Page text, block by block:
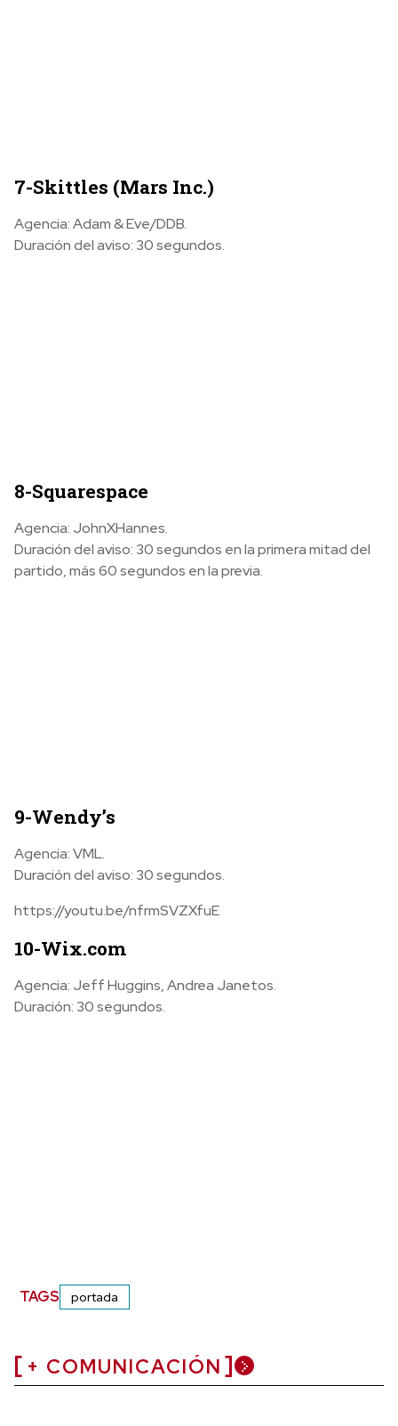
7-Skittles (Mars Inc.)
Agencia: Adam & Eve/DDB.
Duración del aviso: 30 segundos.
8-Squarespace
Agencia: JohnXHannes.
Duración del aviso: 30 segundos en la primera mitad del
partido, más 60 segundos en la previa.
9-Wendy’s
Agencia: VML.
Duración del aviso: 30 segundos.
https://youtu.be/nfrmSVZXfuE
10-Wix.com
Agencia: Jeff Huggins, Andrea Janetos.
Duración: 30 segundos.
TAGS portada
+ COMUNICACIÓN